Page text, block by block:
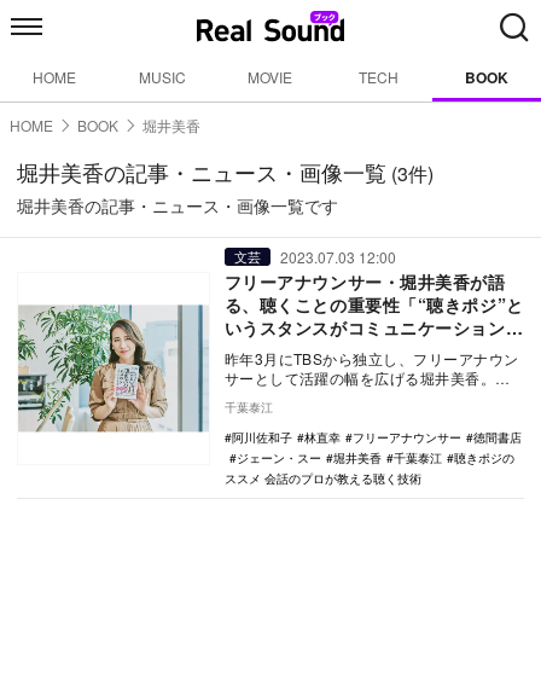
HOME MUSIC MOVIE TECH BOOK
HOME BOOK 堀井美香
堀井美香の記事・ニュース・画像一覧 (3件)
堀井美香の記事・ニュース・画像一覧です
文芸 2023.07.03 12:00
フリーアナウンサー・堀井美香が語
る、聴くことの重要性「“聴きポジ”と
いうスタンスがコミュニケーションを
円滑にしてくれる」
昨年3月にTBSから独立し、フリーアナウン
サーとして活躍の幅を広げる堀井美香。話
すことのプロである彼女が“聴く技術”につい
て語っ…
千葉泰江
阿川佐和子
林直幸 フリーアナウンサー
徳間書店
ジェーン・スー
堀井美香 千葉泰江
聴きポジの
ススメ 会話のプロが教える聴く技術